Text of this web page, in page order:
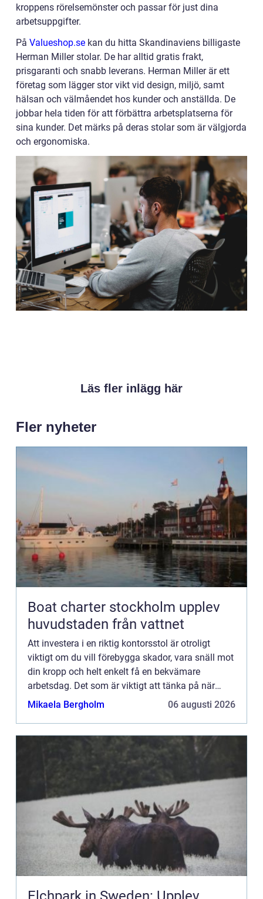
kroppens rörelsemönster och passar för just dina
arbetsuppgifter.
På Valueshop.se kan du hitta Skandinaviens billigaste
Herman Miller stolar. De har alltid gratis frakt,
prisgaranti och snabb leverans. Herman Miller är ett
företag som lägger stor vikt vid design, miljö, samt
hälsan och välmåendet hos kunder och anställda. De
jobbar hela tiden för att förbättra arbetsplatserna för
sina kunder. Det märks på deras stolar som är välgjorda
och ergonomiska.
Läs fler inlägg här
Fler nyheter
Boat charter stockholm upplev
huvudstaden från vattnet
Att investera i en riktig kontorsstol är otroligt
viktigt om du vill förebygga skador, vara snäll mot
din kropp och helt enkelt få en bekvämare
arbetsdag. Det som är viktigt att tänka på när
man ska v&au...
Mikaela Bergholm 06 augusti 2026